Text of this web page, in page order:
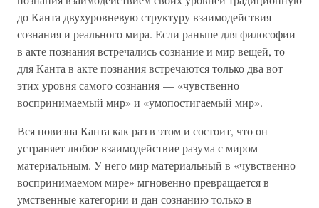
до Канта двухуровневую структуру взаимодействия
сознания и реального мира. Если раньше для философии
в акте познания встречались сознание и мир вещей, то
для Канта в акте познания встречаются только два вот
этих уровня самого сознания — «чувственно
воспринимаемый мир» и «умопостигаемый мир».
Вся новизна Канта как раз в этом и состоит, что он
устраняет любое взаимодействие разума с миром
материальным. У него мир материальный в «чувственно
воспринимаемом мире» мгновенно превращается в
умственные категории и дан сознанию только в